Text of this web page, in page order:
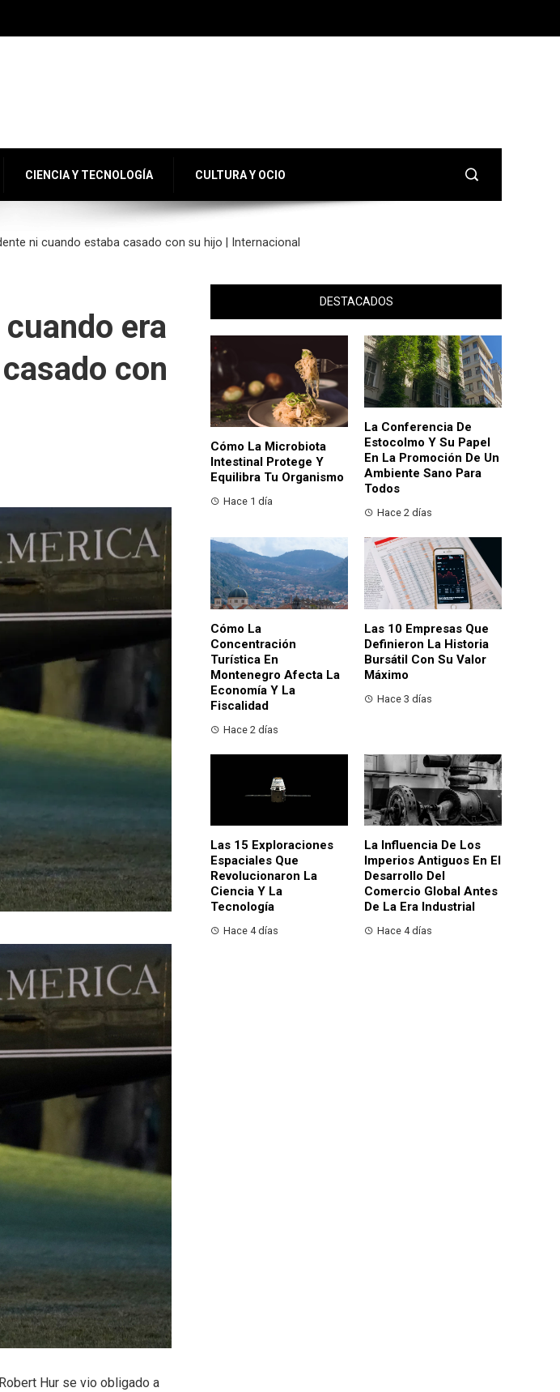
CIENCIA Y TECNOLOGÍA CULTURA Y OCIO
ni cuando estaba casado con su hijo | Internacional
era
con
Hur se vio obligado a
DESTACADOS
Cómo La Microbiota
Intestinal Protege Y
Equilibra Tu Organismo
Hace 1 día
La Conferencia De
Estocolmo Y Su Papel
En La Promoción De Un
Ambiente Sano Para
Todos
Hace 2 días
Cómo La
Concentración
Turística En
Montenegro Afecta La
Economía Y La
Fiscalidad
Hace 2 días
Las 10 Empresas Que
Definieron La Historia
Bursátil Con Su Valor
Máximo
Hace 3 días
Las 15 Exploraciones
Espaciales Que
Revolucionaron La
Ciencia Y La
Tecnología
Hace 4 días
La Influencia De Los
Imperios Antiguos En El
Desarrollo Del
Comercio Global Antes
De La Era Industrial
Hace 4 días